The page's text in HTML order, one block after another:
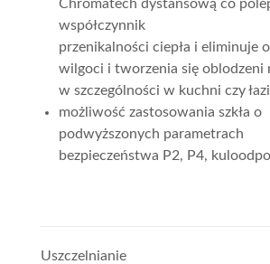
Chromatech dystansową co
współczynnik
przenikalności ciepła i eliminuje
wilgoci i tworzenia się oblodzeni
w szczególności w kuchni czy
możliwość zastosowania szkła o
podwyższonych parametrach
bezpieczeństwa P2, P4,
Uszczelnianie